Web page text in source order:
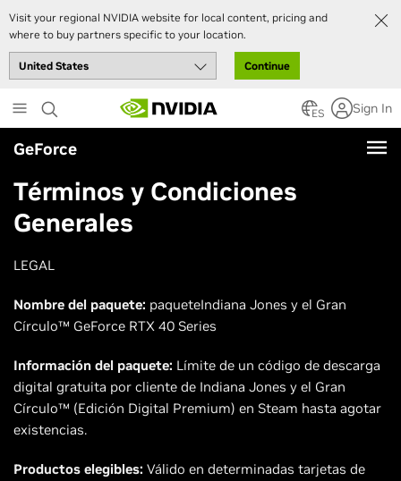
Visit your regional NVIDIA website for local content, pricing and
where to buy partners specific to your location.
Continue
to
main
content
ES Sign In
GeForce
Términos y Condiciones
Generales
LEGAL
Nombre del paquete: paqueteIndiana Jones y el Gran
Círculo™ GeForce RTX 40 Series
Información del paquete: Límite de un código de descarga
digital gratuita por cliente de Indiana Jones y el Gran
Círculo™ (Edición Digital Premium) en Steam hasta agotar
existencias.
Productos elegibles: Válido en determinadas tarjetas de